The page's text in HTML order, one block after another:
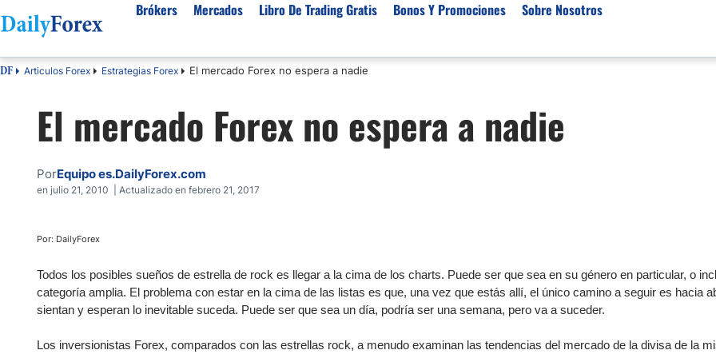
Brókers
España
Argentina
Rep. Dominicana
Mexico
Costa Rica
Guatemala
Cuba
Brokers Regulados
Brokers Para Scalping
Mercados
Divisas
EUR/USD
USD/PEN
Materias Primas
Precio del Cafe
Precio del Cacao
Oro (XAU/USD)
Plata (XAG/USD)
Petróleo WTI
Todas las Materias Primas
Indices
Libro De Trading Gratis Bonos Y Promociones Sobre Nosotros
Sobre Nosotros
Política editorial
Cómo generamos ingresos
Nuestra metodología
Por qué confiar en nosotros
DF Articulos Forex Estrategias Forex El mercado Forex no espera a nadie
El mercado Forex no espera a nadie
PorEquipo es.DailyForex.com
en julio 21, 2010 | Actualizado en febrero 21, 2017
Por: DailyForex
Todos los posibles sueños de estrella de rock es llegar a la cima de los charts. Puede ser que sea en su género en particular, o
categoría amplia. El problema con estar en la cima de las listas es que, una vez que estás allí, el único camino a seguir es hacia
sientan y esperan lo inevitable suceda. Puede ser que sea un día, podría ser una semana, pero va a suceder.
Los inversionistas Forex, comparados con las estrellas rock, a menudo examinan las tendencias del mercado de la divisa de la